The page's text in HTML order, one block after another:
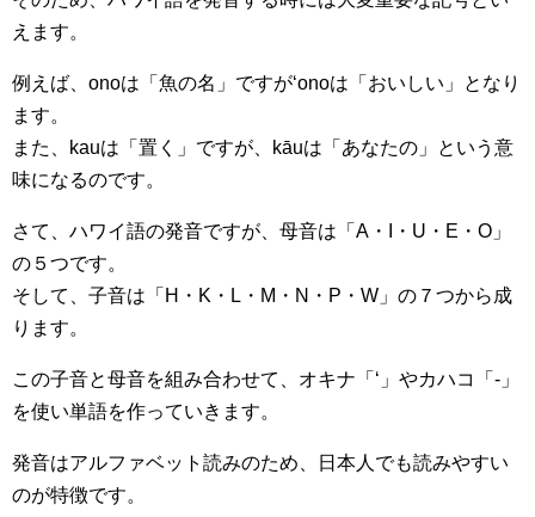
えます。
例えば、onoは「魚の名」ですが‘onoは「おいしい」となり
ます。
また、kauは「置く」ですが、kāuは「あなたの」という意
味になるのです。
さて、ハワイ語の発音ですが、母音は「A・I・U・E・O」
の５つです。
そして、子音は「H・K・L・M・N・P・W」の７つから成
ります。
この子音と母音を組み合わせて、オキナ「‘」やカハコ「-」
を使い単語を作っていきます。
発音はアルファベット読みのため、日本人でも読みやすい
のが特徴です。